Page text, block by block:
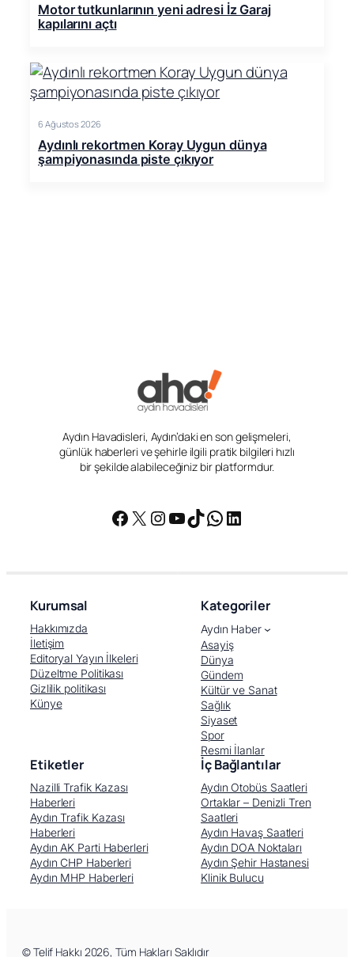
Facebook X (Twitter)
Motor tutkunlarının yeni adresi İz Garaj
kapılarını açtı
6 Ağustos 2026
Aydınlı rekortmen Koray Uygun dünya
şampiyonasında piste çıkıyor
Aydın Havadisleri, Aydın’daki en son gelişmeleri,
günlük haberleri ve şehirle ilgili pratik bilgileri hızlı
bir şekilde alabileceğiniz bir platformdur.
Facebook
X Instagram
YouTube
TikTok
WhatsApp
LinkedIn
Kurumsal
Hakkımızda
İletişim
Editoryal Yayın İlkeleri
Düzeltme Politikası
Gizlilik politikası
Künye
Kategoriler
Aydın Haber
Asayiş
Dünya
Gündem
Kültür ve Sanat
Sağlık
Siyaset
Spor
Resmi İlanlar
Etiketler
Nazilli Trafik Kazası
Haberleri
Aydın Trafik Kazası
Haberleri
Aydın AK Parti Haberleri
Aydın CHP Haberleri
Aydın MHP Haberleri
İç Bağlantılar
Aydın Otobüs Saatleri
Ortaklar – Denizli Tren
Saatleri
Aydın Havaş Saatleri
Aydın DOA Noktaları
Aydın Şehir Hastanesi
Klinik Bulucu
© Telif Hakkı 2026, Tüm Hakları Saklıdır